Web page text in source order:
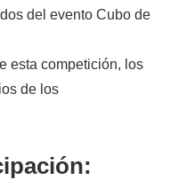
del evento Cubo de
esta competición, los
de los